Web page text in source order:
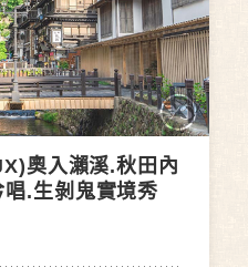
奧入瀨溪.秋田內
.生剝鬼實境秀